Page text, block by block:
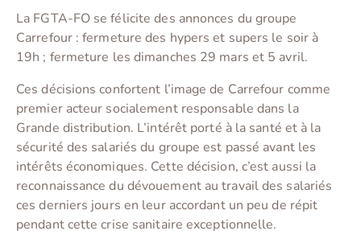
La FGTA-FO se félicite des annonces du groupe
Carrefour : fermeture des hypers et supers le soir à
19h ; fermeture les dimanches 29 mars et 5 avril.
Ces décisions confortent l’image de Carrefour comme
premier acteur socialement responsable dans la
Grande distribution. L’intérêt porté à la santé et à la
sécurité des salariés du groupe est passé avant les
intérêts économiques. Cette décision, c’est aussi la
reconnaissance du dévouement au travail des salariés
ces derniers jours en leur accordant un peu de répit
pendant cette crise sanitaire exceptionnelle.